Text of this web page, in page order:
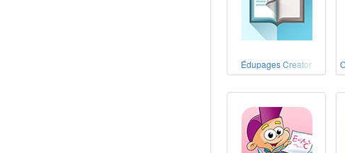
Édupages Creator